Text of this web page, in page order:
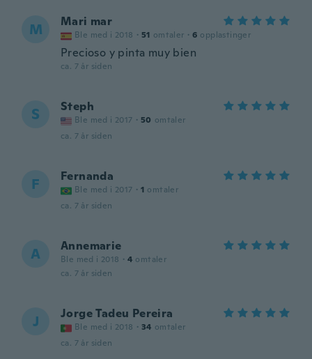
M Mari mar
Ble med i 2018 · 51 omtaler · 6 opplastinger
Precioso y pinta muy bien
ca. 7 år siden
S Steph
Ble med i 2017 · 50 omtaler
ca. 7 år siden
F Fernanda
Ble med i 2017 · 1 omtaler
ca. 7 år siden
A Annemarie
Ble med i 2018 · 4 omtaler
ca. 7 år siden
J Jorge Tadeu Pereira
Ble med i 2018 · 34 omtaler
ca. 7 år siden